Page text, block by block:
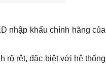
nhập khẩu chính hãng của
rõ rệt, đặc biệt với hệ thống